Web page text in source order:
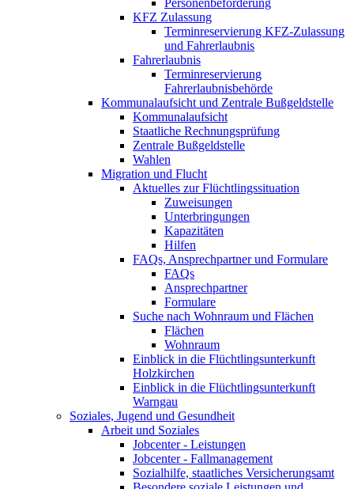
Personenbeförderung
KFZ Zulassung
Terminreservierung KFZ-Zulassung
und Fahrerlaubnis
Fahrerlaubnis
Terminreservierung
Fahrerlaubnisbehörde
Kommunalaufsicht und Zentrale Bußgeldstelle
Kommunalaufsicht
Staatliche Rechnungsprüfung
Zentrale Bußgeldstelle
Wahlen
Migration und Flucht
Aktuelles zur Flüchtlingssituation
Zuweisungen
Unterbringungen
Kapazitäten
Hilfen
FAQs, Ansprechpartner und Formulare
FAQs
Ansprechpartner
Formulare
Suche nach Wohnraum und Flächen
Flächen
Wohnraum
Einblick in die Flüchtlingsunterkunft
Holzkirchen
Einblick in die Flüchtlingsunterkunft
Warngau
Soziales, Jugend und Gesundheit
Arbeit und Soziales
Jobcenter - Leistungen
Jobcenter - Fallmanagement
Sozialhilfe, staatliches Versicherungsamt